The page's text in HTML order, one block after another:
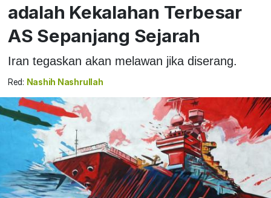
adalah Kekalahan Terbesar
AS Sepanjang Sejarah
Iran tegaskan akan melawan jika diserang.
Red: Nashih Nashrullah